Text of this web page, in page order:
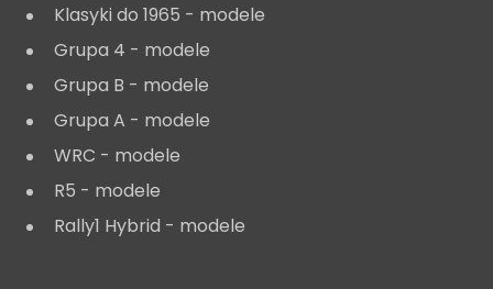
Klasyki do 1965 - modele
Grupa 4 - modele
Grupa B - modele
Grupa A - modele
WRC - modele
R5 - modele
Rally1 Hybrid - modele